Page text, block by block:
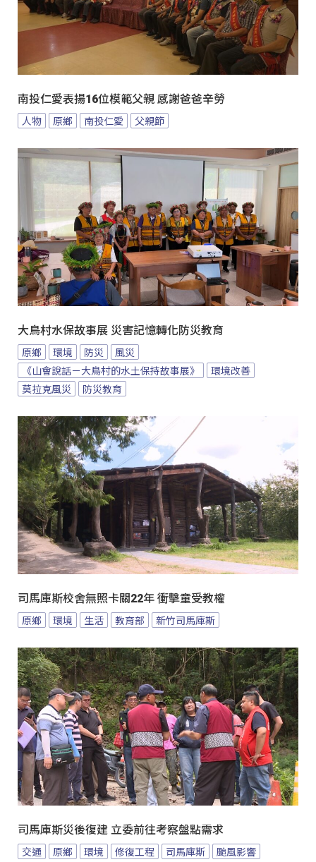
南投仁愛表揚16位模範父親 感謝爸爸辛勞
人物 原鄉 南投仁愛 父親節
大鳥村水保故事展 災害記憶轉化防災教育
原鄉 環境 防災
風災
《山會說話－大鳥村的水土保持故事展》
環境改善
莫拉克風災
防災教育
司馬庫斯校舍無照卡關22年 衝擊童受教權
原鄉 環境 生活 教育部 新竹司馬庫斯
司馬庫斯災後復建 立委前往考察盤點需求
交通 原鄉 環境 修復工程 司馬庫斯 颱風影響